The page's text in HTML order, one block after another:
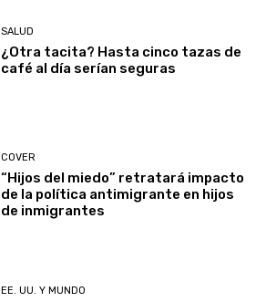
SALUD
¿Otra tacita? Hasta cinco tazas de
café al día serían seguras
COVER
“Hijos del miedo” retratará impacto
de la política antimigrante en hijos
de inmigrantes
EE. UU. Y MUNDO